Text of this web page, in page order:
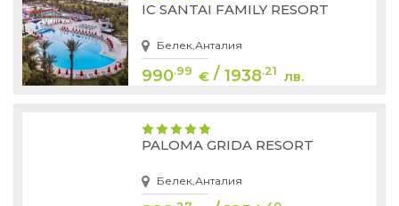
IC SANTAI FAMILY RESORT
Белек,Анталия
990.99 € /1938.21 лв.
PALOMA GRIDA RESORT
Белек,Анталия